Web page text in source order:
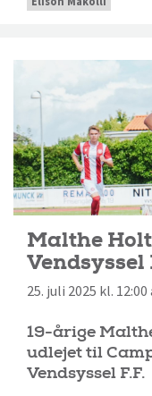
Malthe
Vendsyssel
25. juli 2025 kl.
19-årige
udlejet til
Vendsyssel F.F.